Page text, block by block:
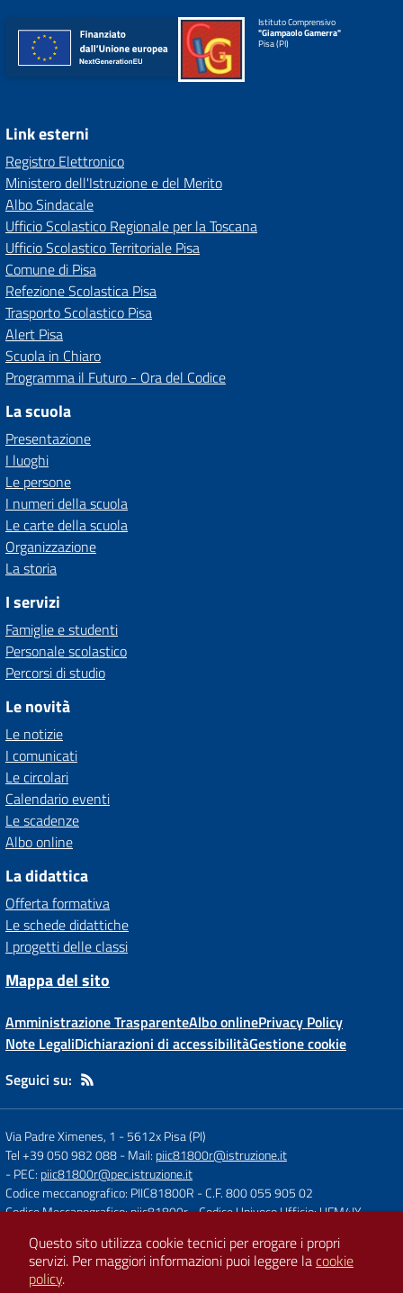
Istituto Comprensivo
"Giampaolo Gamerra"
Pisa (PI)
Link esterni
Registro Elettronico
Ministero dell'Istruzione e del Merito
Albo Sindacale
Ufficio Scolastico Regionale per la Toscana
Ufficio Scolastico Territoriale Pisa
Comune di Pisa
Refezione Scolastica Pisa
Trasporto Scolastico Pisa
Alert Pisa
Scuola in Chiaro
Programma il Futuro - Ora del Codice
La scuola
Presentazione
I luoghi
Le persone
I numeri della scuola
Le carte della scuola
Organizzazione
La storia
I servizi
Famiglie e studenti
Personale scolastico
Percorsi di studio
Le novità
Le notizie
I comunicati
Le circolari
Calendario eventi
Le scadenze
Albo online
La didattica
Offerta formativa
Le schede didattiche
I progetti delle classi
Mappa del sito
Amministrazione TrasparenteAlbo onlinePrivacy Policy
Note LegaliDichiarazioni di accessibilitàGestione cookie
Seguici su:
Via Padre Ximenes, 1 -5612x Pisa (PI)
Tel +39 050 982 088- Mail: piic81800r@istruzione.it
- PEC: piic81800r@pec.istruzione.it
Codice meccanografico: PIIC81800R - C.F. 800 055 905 02
Codice Meccanografico: piic81800r- Codice Univoco Ufficio: UFM4IY
Concept & Design by
Designers Italia
Questo sito utilizza cookie tecnici per erogare i propri
servizi. Per maggiori informazioni puoi leggere lacookie
policy.